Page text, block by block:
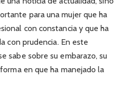
para una mujer que ha
con constancia y que ha
con prudencia. En este
sabe sobre su embarazo, su
en que ha manejado la